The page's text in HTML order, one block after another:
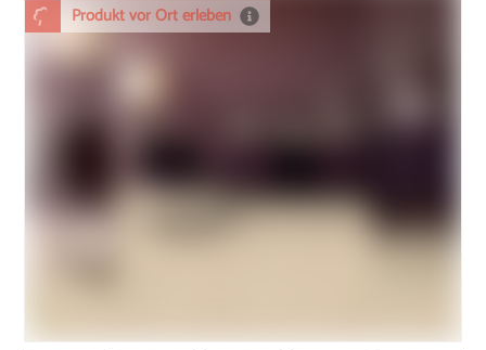
Produkt vor Ort erleben